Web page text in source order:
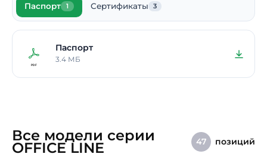
Длина
Ширина
Высота / Глубина
Масса
3,5 кг
Паспорт 1 Сертификаты 3
Паспорт
3.4 МБ
Все модели серии
OFFICE LINE 47 позиций